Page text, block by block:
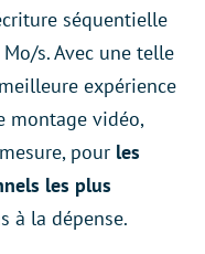
séquentielle
s. Avec une telle
expérience
montage vidéo,
pour les
les plus
à la dépense.